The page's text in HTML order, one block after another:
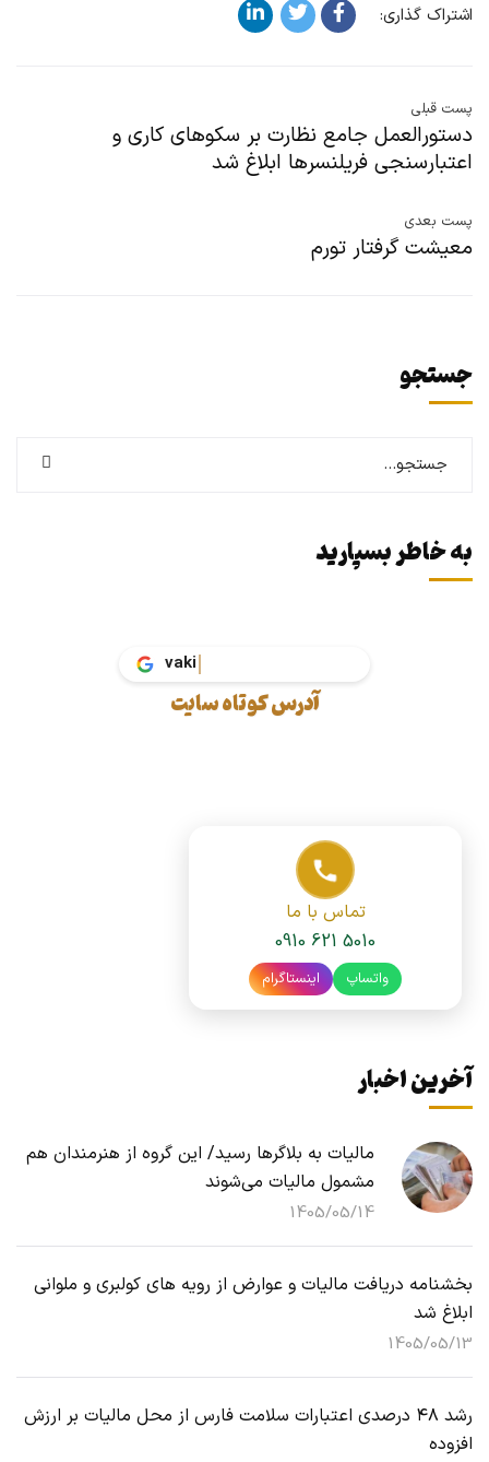
اشتراک گذاری:
پست قبلی
دستورالعمل جامع نظارت بر سکوهای کاری و
اعتبارسنجی فریلنسرها ابلاغ شد
پست بعدی
معیشت گرفتار تورم
جستجو
به خاطر بسپارید
vak
آدرس کوتاه سایت
تماس با ما
0910 621 5010
واتساپ اینستاگرام
آخرین اخبار
مالیات به بلاگرها رسید/ این گروه از هنرمندان هم
مشمول مالیات می‌شوند
1405/05/14
بخشنامه دریافت مالیات و عوارض از رویه های کولبری و ملوانی
ابلاغ شد
1405/05/13
رشد ۴۸ درصدی اعتبارات سلامت فارس از محل مالیات بر ارزش
افزوده